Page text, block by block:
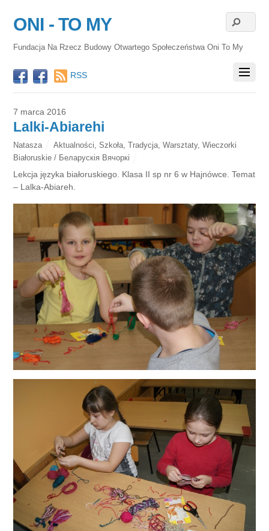
ONI - TO MY
Fundacja Na Rzecz Budowy Otwartego Społeczeństwa Oni To My
RSS
7 marca 2016
Lalki-Abiarehi
Natasza Aktualności Szkoła Tradycja Warsztaty, Wieczorki
Białoruskie / Беларускія Вячоркі
Lekcja języka białoruskiego. Klasa II sp nr 6 w Hajnówce. Temat
– Lalka-Abiareh.